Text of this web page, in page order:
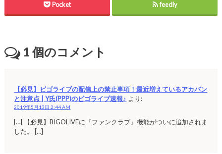
Pocket feedly
1個のコメント
【必見】ビゴライブの配信上の禁止事項！最近増えているアカバン
と注意点 | Y氏(PPP)のビゴライブ速報♪ より:
2019年5月13日 2:44 AM
[…] 【必見】BIGOLIVEに『ファンクラブ』機能がついに追加されま
した。 […]